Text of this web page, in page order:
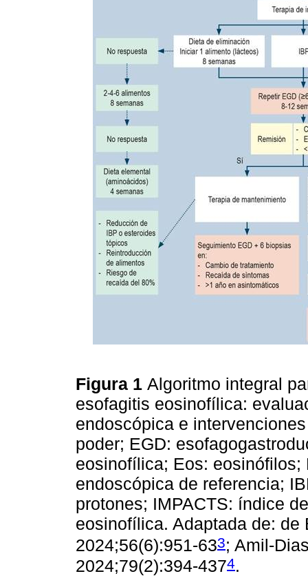
Figura 1 Algoritmo integral
esofagitis eosinofílica:
endoscópica e
poder; EGD:
eosinofílica; Eos:
endoscópica de referencia;
protones; IMPACTS: índice
eosinofílica. Adaptada de:
2024;56(6):951-633; Amil-
2024;79(2):394-4374.